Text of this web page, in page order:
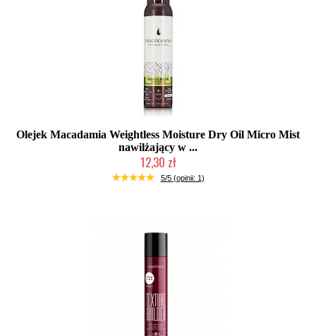
Olejek Macadamia Weightless Moisture Dry Oil Micro Mist
nawilżający w ...
12,30 zł
Produkt wycofany
5/5 (opinii: 1)